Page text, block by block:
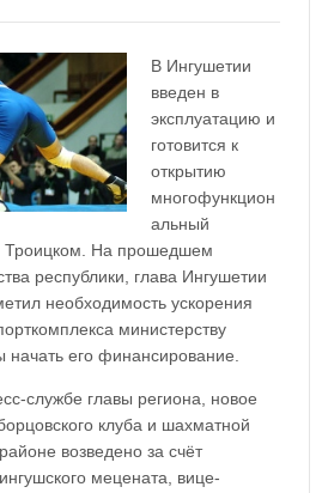
В Ингушетии
введен в
эксплуатацию и
готовится к
открытию
многофункцион
альный
Троицком. На прошедшем
республики, глава Ингушетии
необходимость ускорения
министерству
начать его финансирование.
службе главы региона, новое
клуба и шахматной
возведено за счёт
мецената, вице-